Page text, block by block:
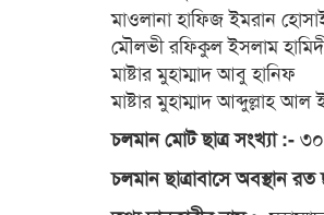
মাওলানা হাফিজ ইমরান
মৌলভী রফিকুল ইসলাম
মাষ্টার মুহাম্মাদ আবু হানিফ
মাষ্টার মুহাম্মাদ আব্দুল্লাহ
চলমান মোট ছাত্র সংখ্যা :-
চলমান ছাত্রাবাসে অবস্থান রত